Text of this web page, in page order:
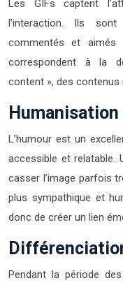
Les GIFs captent
l’interaction. Ils sont
commentés et aimés
correspondent à la
content », des
L’humour est un
accessible et relatable.
casser l’image parfois
plus sympathique et
donc de créer un lien
Pendant la période